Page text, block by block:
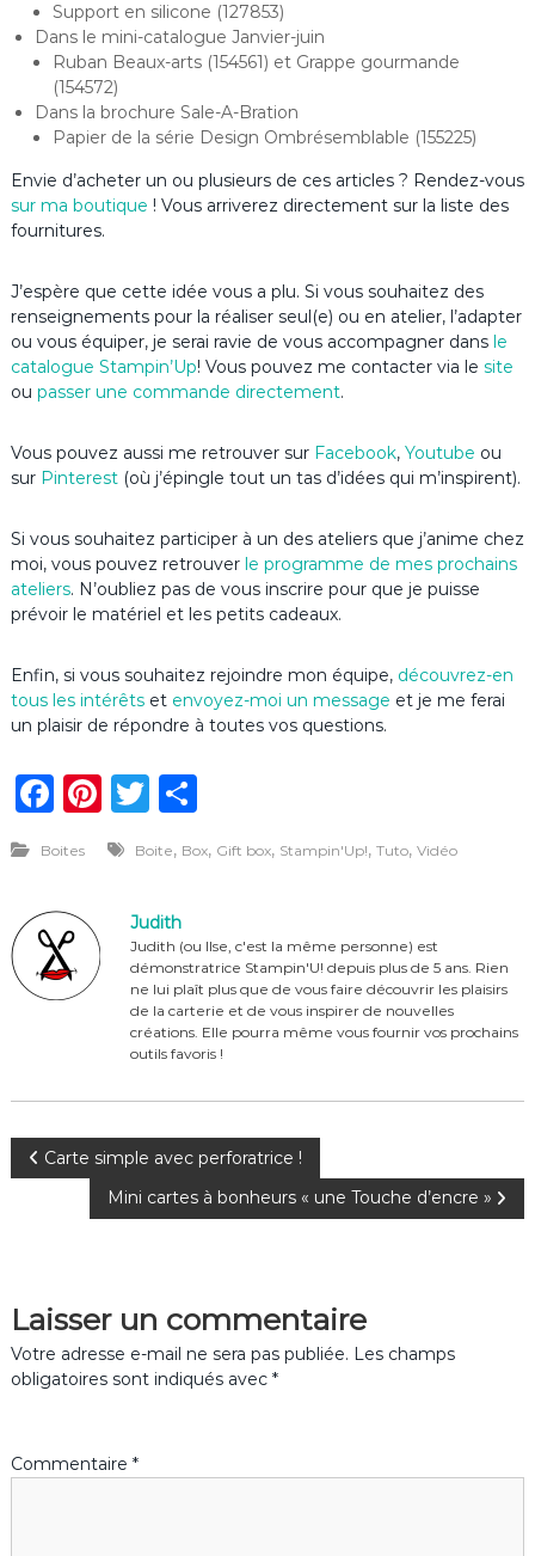
Support en silicone (127853)
Dans le mini-catalogue Janvier-juin
Ruban Beaux-arts (154561) et Grappe gourmande
(154572)
Dans la brochure Sale-A-Bration
Papier de la série Design Ombrésemblable (155225)
Envie d’acheter un ou plusieurs de ces articles ? Rendez-vous
sur ma boutique ! Vous arriverez directement sur la liste des
fournitures.
J’espère que cette idée vous a plu. Si vous souhaitez des
renseignements pour la réaliser seul(e) ou en atelier, l’adapter
ou vous équiper, je serai ravie de vous accompagner dans le
catalogue Stampin’Up! Vous pouvez me contacter via le site
ou passer une commande directement.
Vous pouvez aussi me retrouver sur Facebook, Youtube ou
sur Pinterest (où j’épingle tout un tas d’idées qui m’inspirent).
Si vous souhaitez participer à un des ateliers que j’anime chez
moi, vous pouvez retrouver le programme de mes prochains
ateliers. N’oubliez pas de vous inscrire pour que je puisse
prévoir le matériel et les petits cadeaux.
Enfin, si vous souhaitez rejoindre mon équipe, découvrez-en
tous les intérêtset envoyez-moi un message et je me ferai
un plaisir de répondre à toutes vos questions.
F
c
e
b
o
Pi
n
te
re
st
T
it
te
r
P
ta
er
Boites Boite, Box, Gift box, Stampin'Up!, Tuto, Vidéo
Judith
Judith (ou Ilse, c'est la même personne) est
démonstratrice Stampin'U! depuis plus de 5 ans. Rien
ne lui plaît plus que de vous faire découvrir les plaisirs
de la carterie et de vous inspirer de nouvelles
créations. Elle pourra même vous fournir vos prochains
outils favoris !
N
i
g
t
Carte simple avec perforatrice !
Mini cartes à bonheurs « une Touche d’encre »
Laisser un commentaire
Votre adresse e-mail ne sera pas publiée. Les champs
obligatoires sont indiqués avec *
Commentaire *